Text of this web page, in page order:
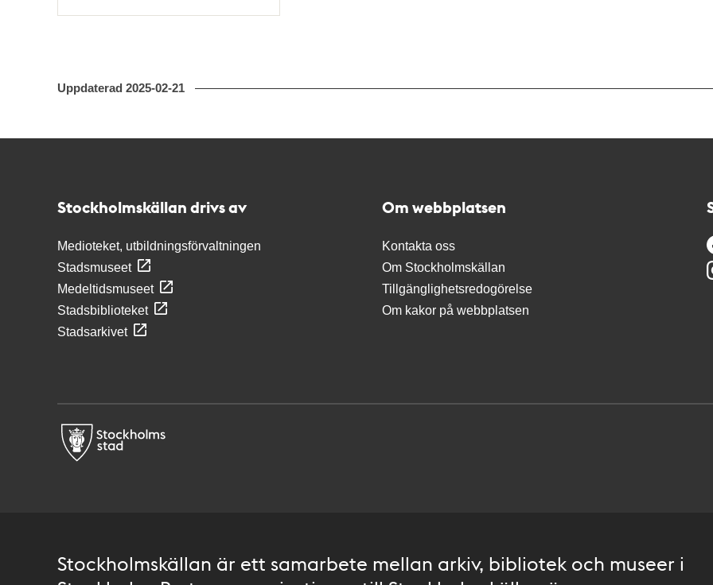
Typ
Uppdaterad 2025-02-21
Stockholmskällan drivs av
Medioteket, utbildningsförvaltningen
Stadsmuseet
Medeltidsmuseet
Stadsbiblioteket
Stadsarkivet
Om webbplatsen
Kontakta oss
Om Stockholmskällan
Tillgänglighetsredogörelse
Om kakor på webbplatsen
Stockholmskällan är ett samarbete mellan arkiv, bibliotek och museer i